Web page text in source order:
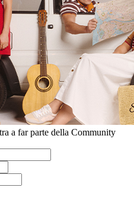
a far parte della Community